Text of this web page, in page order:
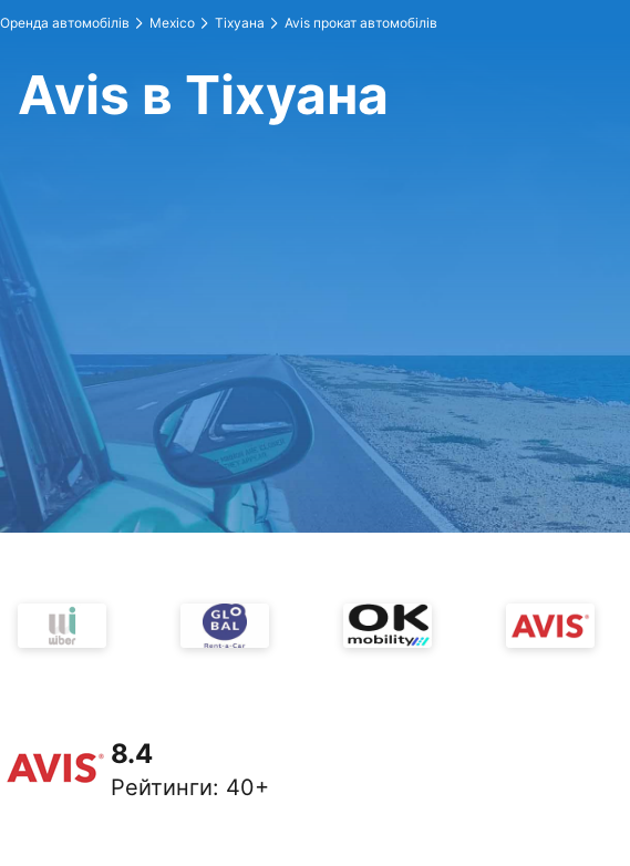
Оренда автомобілів Mexico Тіхуана Avis прокат автомобілів
Avis в Тіхуана
8.4
Рейтинги: 40+